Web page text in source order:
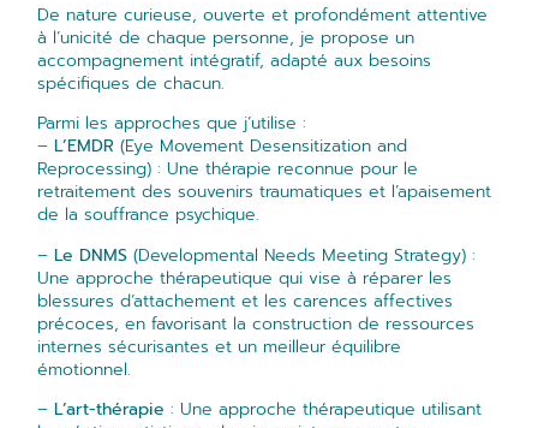
De nature curieuse, ouverte et profondément attentive
à l’unicité de chaque personne, je propose un
accompagnement intégratif, adapté aux besoins
spécifiques de chacun.
Parmi les approches que j’utilise :
– L’EMDR (Eye Movement Desensitization and
Reprocessing) : Une thérapie reconnue pour le
retraitement des souvenirs traumatiques et l’apaisement
de la souffrance psychique.
–Le DNMS (Developmental Needs Meeting Strategy) :
Une approche thérapeutique qui vise à réparer les
blessures d’attachement et les carences affectives
précoces, en favorisant la construction de ressources
internes sécurisantes et un meilleur équilibre
émotionnel.
– L’art-thérapie : Une approche thérapeutique utilisant